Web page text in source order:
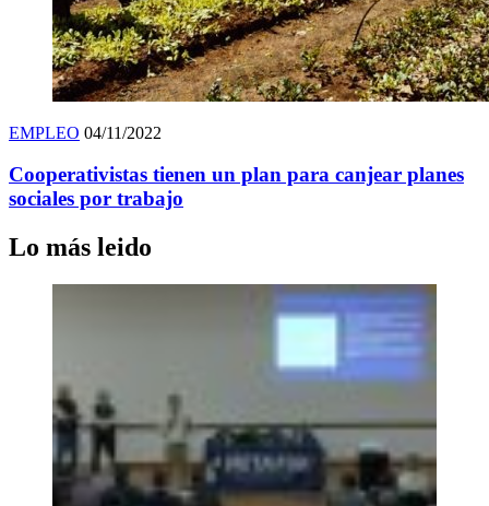
EMPLEO 04/11/2022
Cooperativistas tienen un plan para canjear planes
sociales por trabajo
Lo más leido